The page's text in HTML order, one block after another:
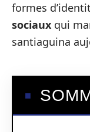
formes
sociaux qui
santiaguina